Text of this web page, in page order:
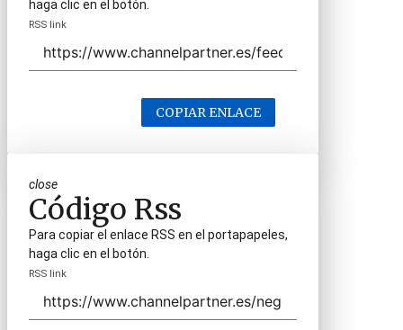
haga clic en el botón.
RSS link
COPIAR ENLACE
close
Código Rss
Para copiar el enlace RSS en el portapapeles,
haga clic en el botón.
RSS link